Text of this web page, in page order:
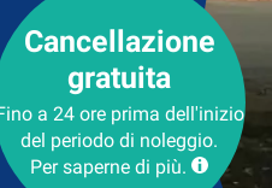
Cancellazione
gratuita
a 24 ore prima dell'inizio
del periodo di noleggio.
Per saperne di più.